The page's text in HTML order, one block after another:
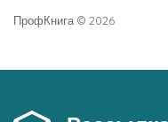
ПрофКнига © 2026